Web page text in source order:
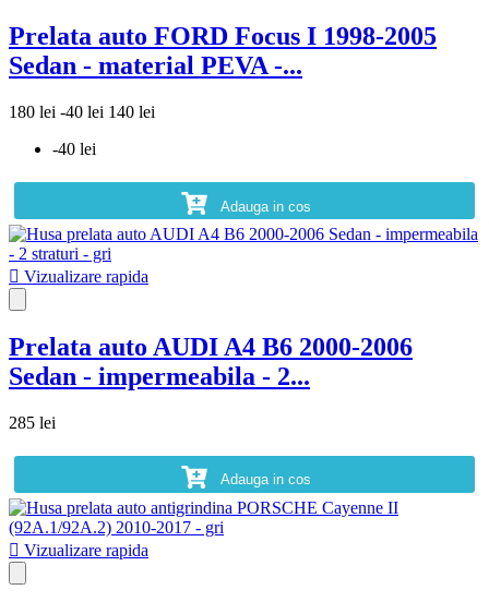
Prelata auto FORD Focus I 1998-2005
Sedan - material PEVA -...
180 lei -40 lei 140 lei
-40 lei
Adauga in cos
 Vizualizare rapida
Prelata auto AUDI A4 B6 2000-2006
Sedan - impermeabila - 2...
285 lei
Adauga in cos
 Vizualizare rapida